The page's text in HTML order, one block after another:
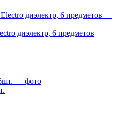
диэлектр, 6 предметов